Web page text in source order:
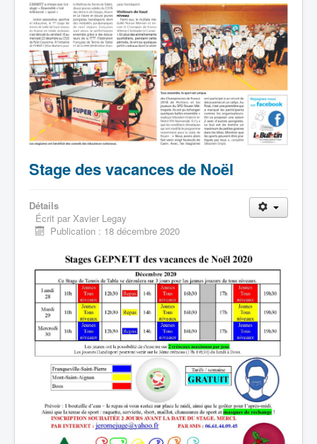
Stage des vacances de Noël
Détails
Écrit par Xavier Legay
Publication : 18 décembre 2020